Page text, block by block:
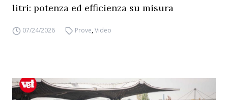
litri: potenza ed efficienza su misura
07/24/2026 Prove,Video